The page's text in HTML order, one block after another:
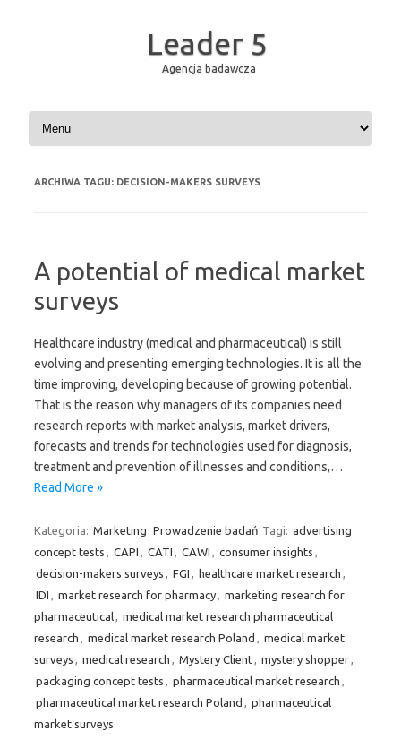
Leader 5
Agencja badawcza
Przejdź do treści
ARCHIWA TAGU: DECISION-MAKERS SURVEYS
A potential of medical market
surveys
Healthcare industry (medical and pharmaceutical) is still
evolving and presenting emerging technologies. It is all the
time improving, developing because of growing potential.
That is the reason why managers of its companies need
research reports with market analysis, market drivers,
forecasts and trends for technologies used for diagnosis,
treatment and prevention of illnesses and conditions,…
Read More »
Kategoria: Marketing Prowadzenie badań Tagi: advertising
concept tests , CAPI , CATI , CAWI , consumer insights ,
decision-makers surveys , FGI , healthcare market research ,
IDI , market research for pharmacy, marketing research for
pharmaceutical, medical market research pharmaceutical
research , medical market research Poland , medical market
surveys , medical research , Mystery Client, mystery shopper,
packaging concept tests , pharmaceutical market research ,
pharmaceutical market research Poland , pharmaceutical
market surveys